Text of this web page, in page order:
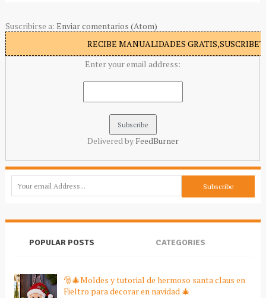
Suscribirse a: Enviar comentarios (Atom)
RECIBE MANUALIDADES
Enter your email address:
Delivered by FeedBurner
POPULAR POSTS CATEGORIES
🎅🎄Moldes y tutorial de hermoso santa claus en
Fieltro para decorar en navidad 🎄